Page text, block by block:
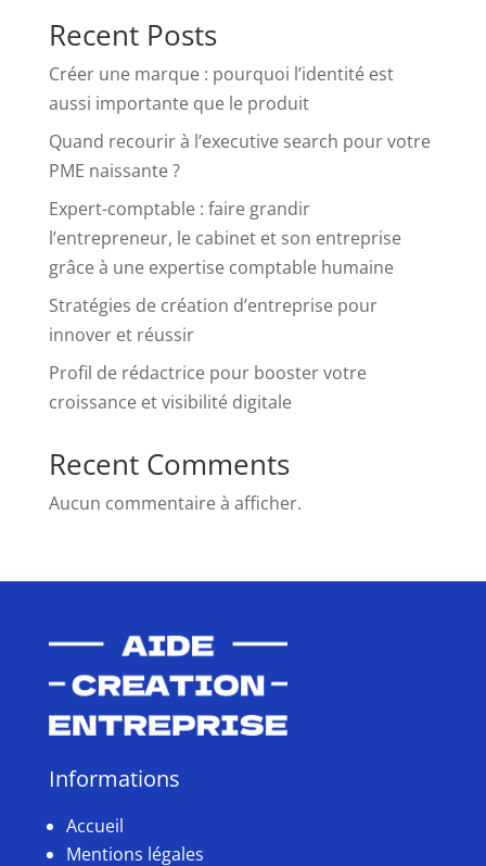
Recent Posts
Créer une marque : pourquoi l’identité est
aussi importante que le produit
Quand recourir à l’executive search pour votre
PME naissante ?
Expert-comptable : faire grandir
l’entrepreneur, le cabinet et son entreprise
grâce à une expertise comptable humaine
Stratégies de création d’entreprise pour
innover et réussir
Profil de rédactrice pour booster votre
croissance et visibilité digitale
Recent Comments
Aucun commentaire à afficher.
Informations
Accueil
Mentions légales